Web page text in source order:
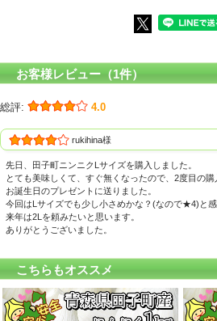
お客様レビュー（1件）
総評: 4.0
rukihina様
先日、田子町ニンニクLサイズを購入しました。
とても美味しくて、すぐ無くなったので、2度目の購
お誕生日のプレゼントに送りました。
今回はLサイズでも少し小さめかな？(なので★4)と感
来年は2Lを頼みたいと思います。
ありがとうございました。
こちらもオススメ